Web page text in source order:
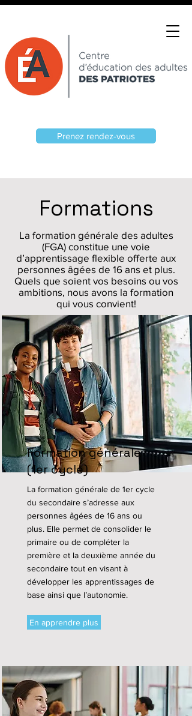
Prenez rendez-vous
Formations
La formation générale des adultes
(FGA) constitue une voie
d’apprentissage flexible offerte aux
personnes âgées de 16 ans et plus.
Quels que soient vos besoins ou vos
ambitions, nous avons la formation
qui vous convient!
Formation générale
(1er cycle)
La formation générale de 1er cycle
du secondaire s’adresse aux
personnes âgées de 16 ans ou
plus. Elle permet de consolider le
primaire ou de compléter la
première et la deuxième année du
secondaire tout en visant à
développer les apprentissages de
base ainsi que l’autonomie.
En apprendre plus